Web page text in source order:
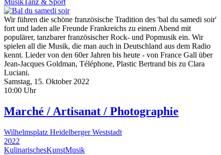
MusikTanz & Sport
Wir führen die schöne französische Tradition des 'bal du samedi soir'
fort und laden alle Freunde Frankreichs zu einem Abend mit
populärer, tanzbarer französischer Rock- und Popmusik ein. Wir
spielen all die Musik, die man auch in Deutschland aus dem Radio
kennt. Lieder von den 60er Jahren bis heute - von France Gall über
Jean-Jacques Goldman, Téléphone, Plastic Bertrand bis zu Clara
Luciani.
Samstag, 15. Oktober 2022
10:00 Uhr
Marché / Artisanat / Photographie
Wilhelmsplatz Heidelberger Weststadt
2022
KulinarischesKunstMusik